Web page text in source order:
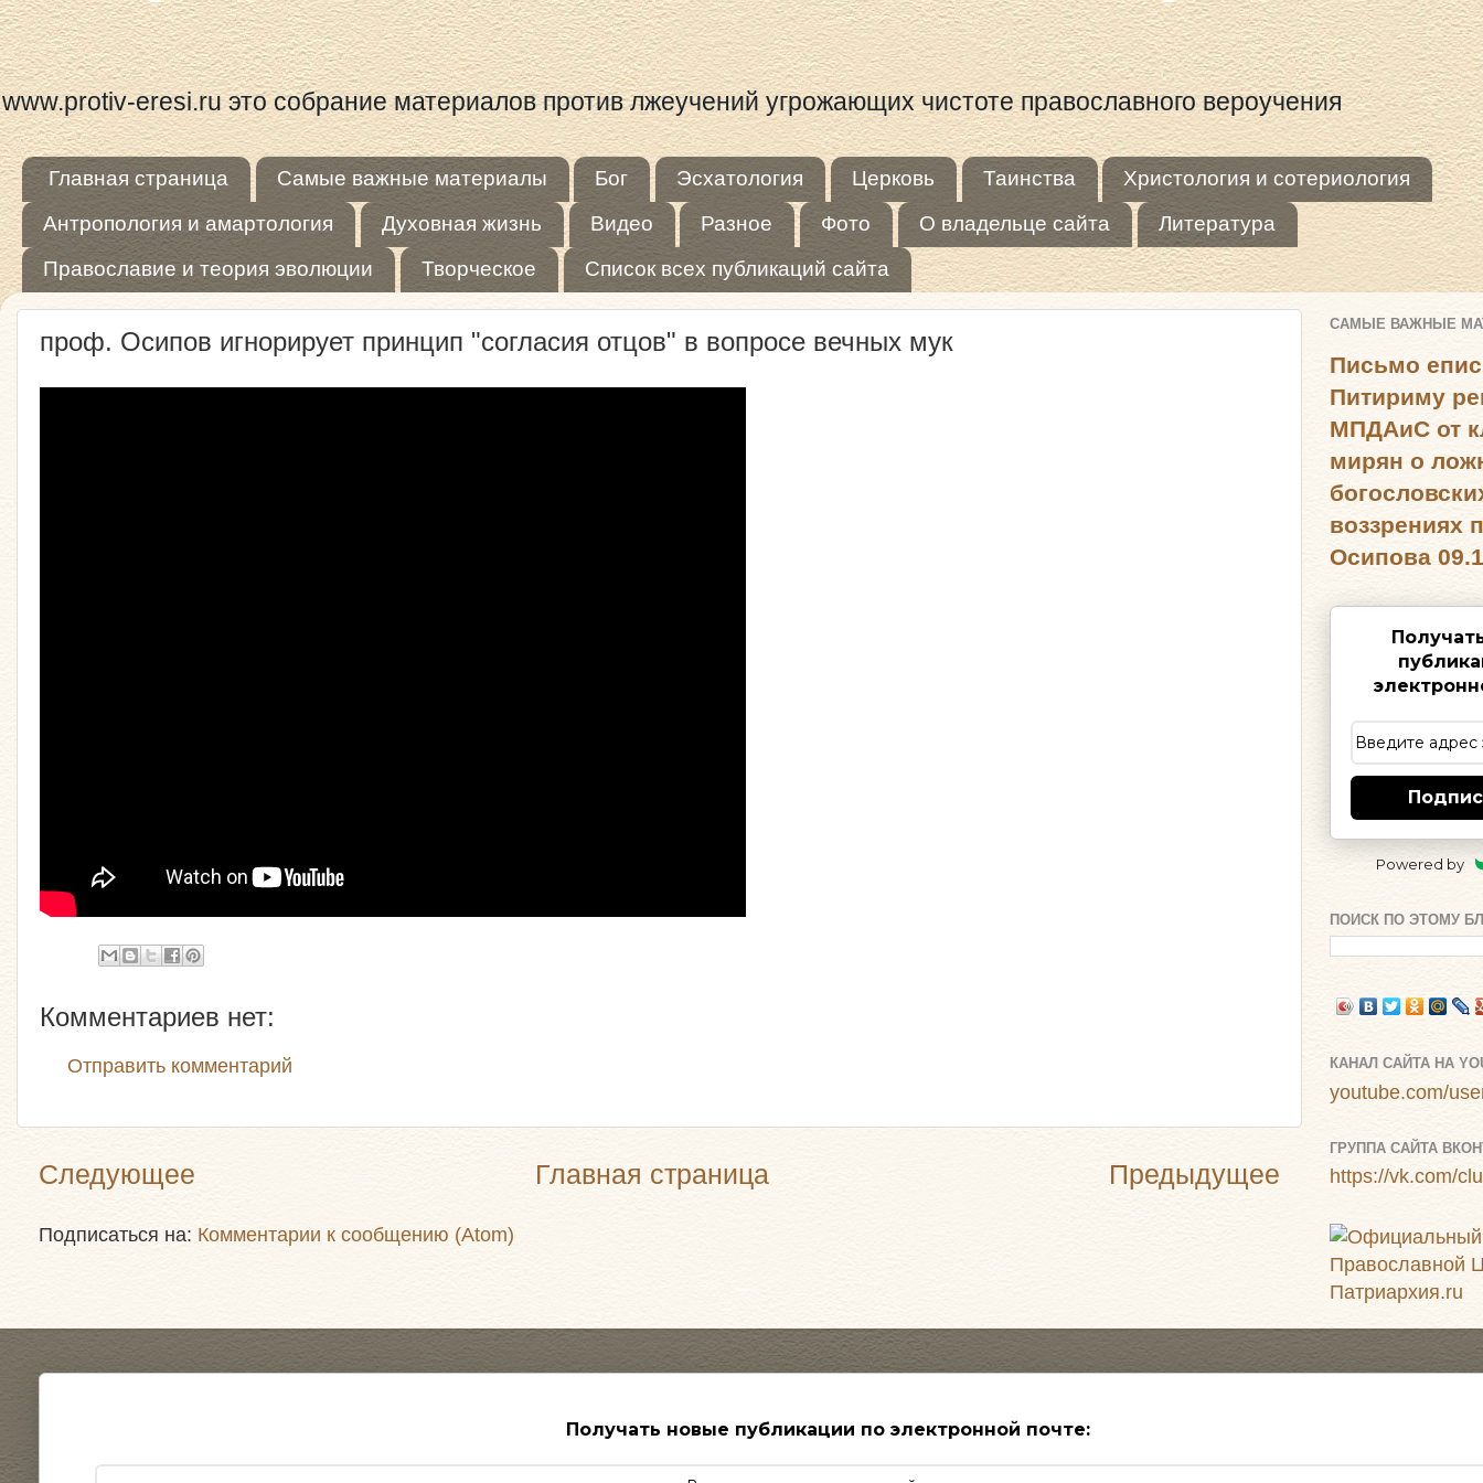
www.protiv-eresi.ru это собрание материалов против лжеучений угрожающих чистоте православного вероучения
Главная страница Самые важные материалы Бог Эсхатология Церковь Таинства
Христология и сотериология
Антропология и амартология
Духовная жизнь Видео Разное Фото О владельце сайта
Литература
Православие и теория эволюции
Творческое Список всех публикаций сайта
проф. Осипов игнорирует принцип "согласия отцов" в вопросе вечных мук
Комментариев нет:
Отправить комментарий
Следующее Предыдущее
Главная страница
Подписаться на: Комментарии к сообщению (Atom)
САМЫЕ ВАЖНЫЕ
Письмо
Питириму
МПДАиС от
мирян о
воззрениях
Осипова
Powered by
ПОИСК ПО ЭТОМУ
КАНАЛ САЙТА НА
youtube.com/
ГРУППА САЙТА
https://vk.com/
Получать новые публикации по электронной почте: